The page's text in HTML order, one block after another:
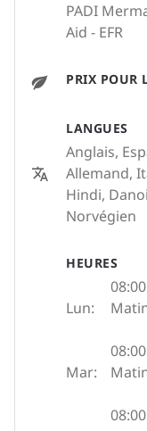
PADI
Aid - EFR
PRIX POUR
LANGUES
Anglais,
Allemand,
Hindi,
Norvégien
HEURES
Lun:
08:00
Mar:
08:00
08:00